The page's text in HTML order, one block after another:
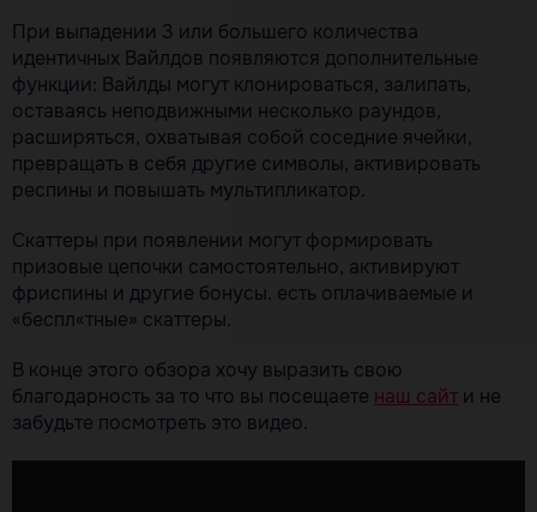
При выпадении 3 или большего количества
идентичных Вайлдов появляются дополнительные
функции: Вайлды могут клонироваться, залипать,
оставаясь неподвижными несколько раундов,
расширяться, охватывая собой соседние ячейки,
превращать в себя другие символы, активировать
респины и повышать мультипликатор.
Скаттеры при появлении могут формировать
призовые цепочки самостоятельно, активируют
фриспины и другие бонусы. есть оплачиваемые и
«беспл«тные» скаттеры.
В конце этого обзора хочу выразить свою
благодарность за то что вы посещаете наш сайт и не
забудьте посмотреть это видео.